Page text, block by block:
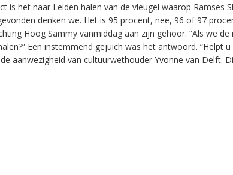
is het naar Leiden halen van de vleugel waarop Ramses
denken we. Het is 95 procent, nee, 96 of 97
Hoog Sammy vanmiddag aan zijn gehoor. “Als we
Een instemmend gejuich was het antwoord. “Helpt
aanwezigheid van cultuurwethouder Yvonne van Delft.